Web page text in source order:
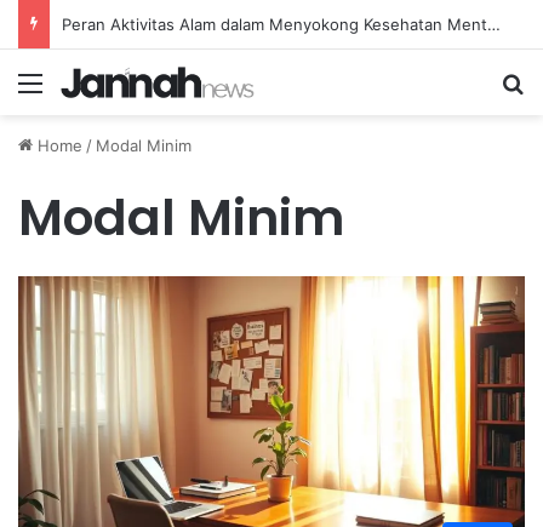
Peran Aktivitas Alam dalam Menyokong Kesehatan Mental dan Menenangkan Pikiran di Masa Sulit
Menu
Home / Modal Minim
Modal Minim